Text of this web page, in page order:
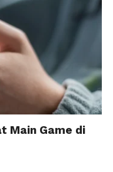
Main Game di